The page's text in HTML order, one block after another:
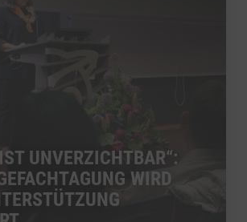
UNVERZICHTBAR“:
WIRD